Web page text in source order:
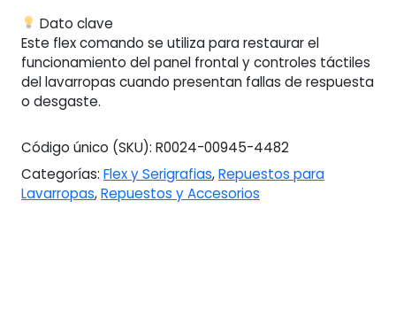
Dato clave
Este flex comando se utiliza para restaurar el
funcionamiento del panel frontal y controles táctiles
del lavarropas cuando presentan fallas de respuesta
o desgaste.
Código único (SKU): R0024-00945-4482
Categorías: Flex y Serigrafias,Repuestos para
Lavarropas,Repuestos y Accesorios